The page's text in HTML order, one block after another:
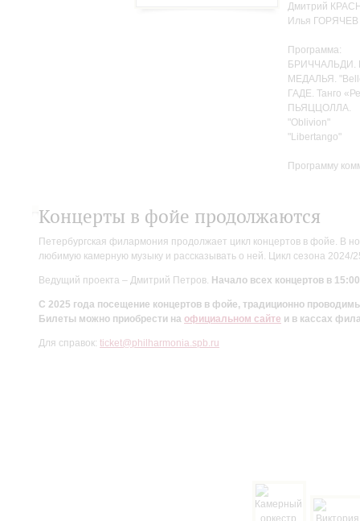
Дмитрий
Илья ГОРЯЧЕВ
Программа:
БРИЧЧАЛЬДИ.
МЕДАЛЬЯ.
ГАДЕ. Танго
ПЬЯЦЦОЛЛА.
"Oblivion"
"Libertango"
Программу
Концерты в фойе продолжаются
Петербургская филармония продолжает цикл концертов в фойе. В
любимую камерную музыку и рассказывать о ней. Цикл сезона
Ведущий проекта – Дмитрий Петров. Начало всех концертов в
С 2025 года посещение концертов в фойе, традиционно
Билеты можно приобрести на официальном сайте и в кассах
Для справок: ticket@philharmonia.spb.ru